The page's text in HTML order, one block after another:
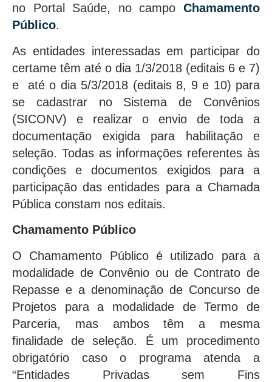
no Portal Saúde, no campo Chamamento
Público.
As entidades interessadas em participar do
certame têm até o dia 1/3/2018 (editais 6 e 7)
e até o dia 5/3/2018 (editais 8, 9 e 10) para
se cadastrar no Sistema de Convênios
(SICONV) e realizar o envio de toda a
documentação exigida para habilitação e
seleção. Todas as informações referentes às
condições e documentos exigidos para a
participação das entidades para a Chamada
Pública constam nos editais.
Chamamento Público
O Chamamento Público é utilizado para a
modalidade de Convênio ou de Contrato de
Repasse e a denominação de Concurso de
Projetos para a modalidade de Termo de
Parceria, mas ambos têm a mesma
finalidade de seleção. É um procedimento
obrigatório caso o programa atenda a
“Entidades Privadas sem Fins